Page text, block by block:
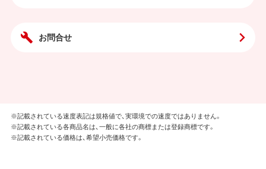
お問合せ
※記載されている速度表記は規格値で、実環境での速度ではありません。
※記載されている各商品名は、一般に各社の商標または登録商標です。
※記載されている価格は、希望小売価格です。